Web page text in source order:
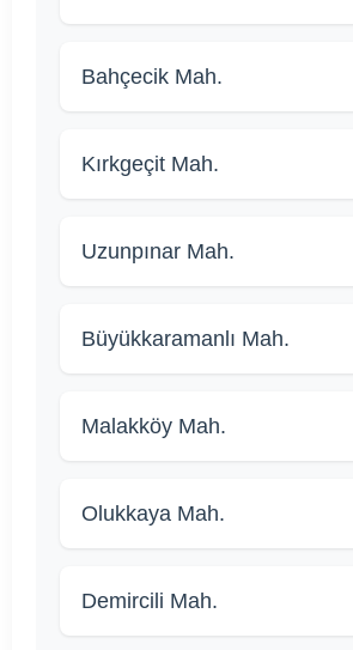
Bahçecik Mah.
Kırkgeçit Mah.
Uzunpınar Mah.
Büyükkaramanlı Mah.
Malakköy Mah.
Olukkaya Mah.
Demircili Mah.